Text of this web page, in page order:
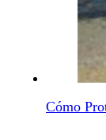
Cómo
Muebles